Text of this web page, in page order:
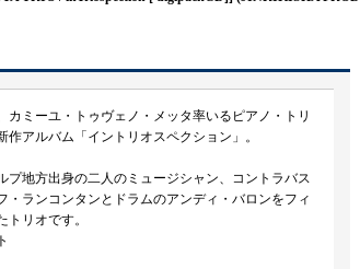
カミーユ・トゥヴェノ・メッタ率いるピアノ・トリ
作アルバム「イントリオスペクション」。
プ地方出身の二人のミュージシャン、コントラバス
・ランコンタンとドラムのアンディ・バロンをフィ
トリオです。